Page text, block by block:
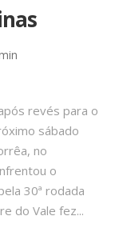
revés para o
sábado
no
o
30ª rodada
do Vale fez...